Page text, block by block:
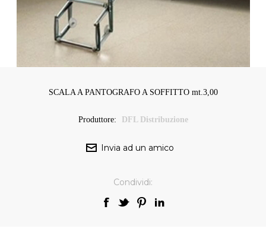
SCALA A PANTOGRAFO A SOFFITTO mt.3,00
Produttore: DFL Distribuzione
Condividi: